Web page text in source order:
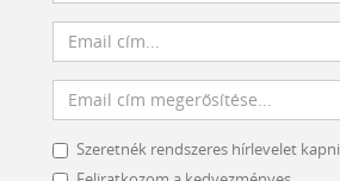
Szeretnék rendszeres hírlevelet kapni.